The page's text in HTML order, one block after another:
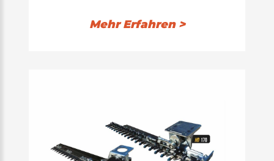
Maximaldruckventil, für Äste bis 12 cm
Mehr Erfahren >